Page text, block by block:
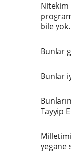
Nitekim
bile yok.
Bunlar
Bunlar
Tayyip
yegane